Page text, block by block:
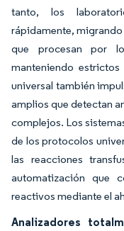
tanto, los
rápidamente,
que procesan por
manteniendo
universal también
amplios que detectan
complejos. Los
de los protocolos
las reacciones
automatización que
reactivos mediante el
Analizadores